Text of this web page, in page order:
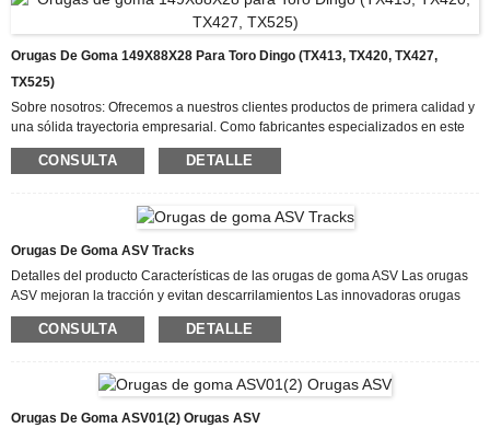
Orugas De Goma 149X88X28 Para Toro Dingo (TX413, TX420, TX427,
TX525)
Sobre nosotros: Ofrecemos a nuestros clientes productos de primera calidad y
una sólida trayectoria empresarial. Como fabricantes especializados en este
sector, contamos con una amplia experiencia práctica en la producción y
gestión de puntos de venta para China Rubber Track. Nuestros dispositivos de
de montaje de equipos, laboratorios y desarrollo de software son nuestra
característica distintiva. Ofrecemos a nuestros clientes productos de primera
calidad y...
CONSULTA DETALLE
Orugas De Goma ASV Tracks
Detalles del producto Características de las orugas de goma ASV Las orugas
ASV mejoran la tracción y evitan descarrilamientos Las innovadoras orugas
OEM de ASV permiten a los operadores hacer más en más lugares gracias al
uso de la mejor tecnología de su clase, que logra una durabilidad, flexibilidad,
tracción y la superficie de contacto con el suelo en condiciones secas,
húmedas y resbaladizas durante todo el año gracias al uso de un patrón de
banda de rodadura de barras para todas las estaciones y un exterior
CONSULTA DETALLE
Orugas De Goma ASV01(2) Orugas ASV